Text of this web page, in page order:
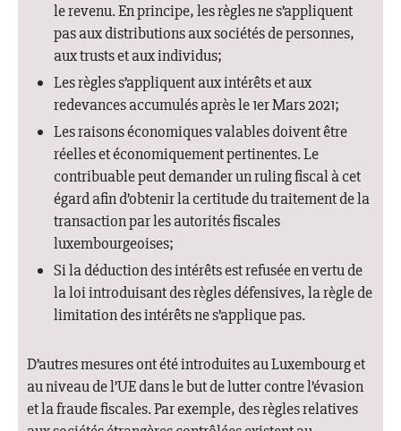
le revenu. En principe, les règles ne s’appliquent
pas aux distributions aux sociétés de personnes,
aux trusts et aux individus;
Les règles s’appliquent aux intérêts et aux
redevances accumulés après le 1er Mars 2021;
Les raisons économiques valables doivent être
réelles et économiquement pertinentes. Le
contribuable peut demander un ruling fiscal à cet
égard afin d’obtenir la certitude du traitement de la
transaction par les autorités fiscales
luxembourgeoises;
Si la déduction des intérêts est refusée en vertu de
la loi introduisant des règles défensives, la règle de
limitation des intérêts ne s’applique pas.
D’autres mesures ont été introduites au Luxembourg et
au niveau de l’UE dans le but de lutter contre l’évasion
et la fraude fiscales. Par exemple, des règles relatives